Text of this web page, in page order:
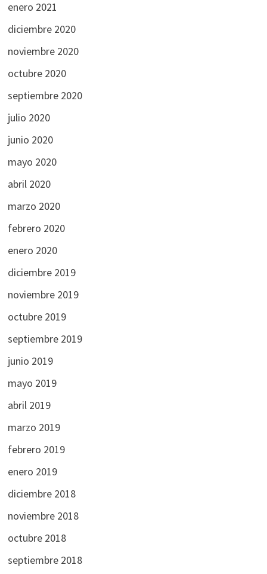
enero 2021
diciembre 2020
noviembre 2020
octubre 2020
septiembre 2020
julio 2020
junio 2020
mayo 2020
abril 2020
marzo 2020
febrero 2020
enero 2020
diciembre 2019
noviembre 2019
octubre 2019
septiembre 2019
junio 2019
mayo 2019
abril 2019
marzo 2019
febrero 2019
enero 2019
diciembre 2018
noviembre 2018
octubre 2018
septiembre 2018